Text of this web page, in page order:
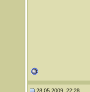
28.05.2009, 22:28